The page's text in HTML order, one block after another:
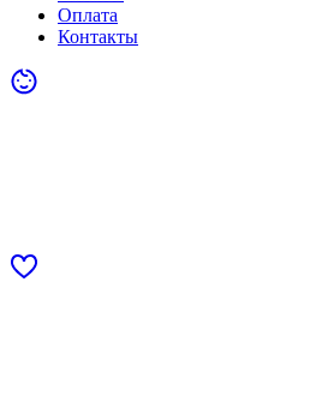
Оплата
Контакты